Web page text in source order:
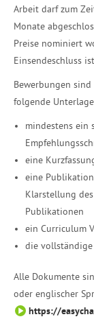
Arbeit darf zum
Monate
Preise nominiert
Einsendeschluss
Bewerbungen
folgende
mindestens ein
eine
eine
Klarstellung
Publikationen
ein Curriculum
die
Alle Dokumente
oder englischer
https://